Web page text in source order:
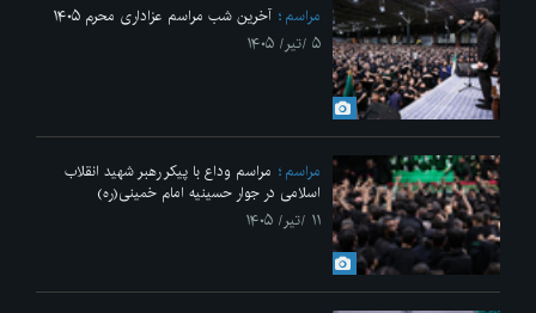
مراسم
آخرین شب مراسم عزاداری محرم ۱۴۰۵
۵ /تیر/ ۱۴۰۵
مراسم
مراسم وداع با پیکر رهبر شهید انقلاب
اسلامی در جوار حسینیه امام خمینی(ره)
۱۱ /تیر/ ۱۴۰۵